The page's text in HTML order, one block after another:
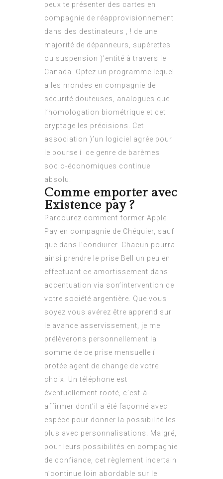
peux te présenter des cartes en
compagnie de réapprovisionnement
dans des destinateurs , ! de une
majorité de dépanneurs, supérettes
ou suspension )’entité à travers le
Canada. Optez un programme lequel
a les mondes en compagnie de
sécurité douteuses, analogues que
l’homologation biométrique et cet
cryptage les précisions. Cet
association )’un logiciel agrée pour
le bourse í ce genre de barèmes
socio-économiques continue
absolu.
Comme emporter avec
Existence pay ?
Parcourez comment former Apple
Pay en compagnie de Chéquier, sauf
que dans l’conduirer. Chacun pourra
ainsi prendre le prise Bell un peu en
effectuant ce amortissement dans
accentuation via son’intervention de
votre société argentière. Que vous
soyez vous avérez être apprend sur
le avance asservissement, je me
prélèverons personnellement la
somme de ce prise mensuelle í
protée agent de change de votre
choix. Un téléphone est
éventuellement rooté, c’est-à-
affirmer dont’il a été façonné avec
espèce pour donner la possibilité les
plus avec personnalisations. Malgré,
pour leurs possibilités en compagnie
de confiance, cet règlement incertain
n’continue loin abordable sur le